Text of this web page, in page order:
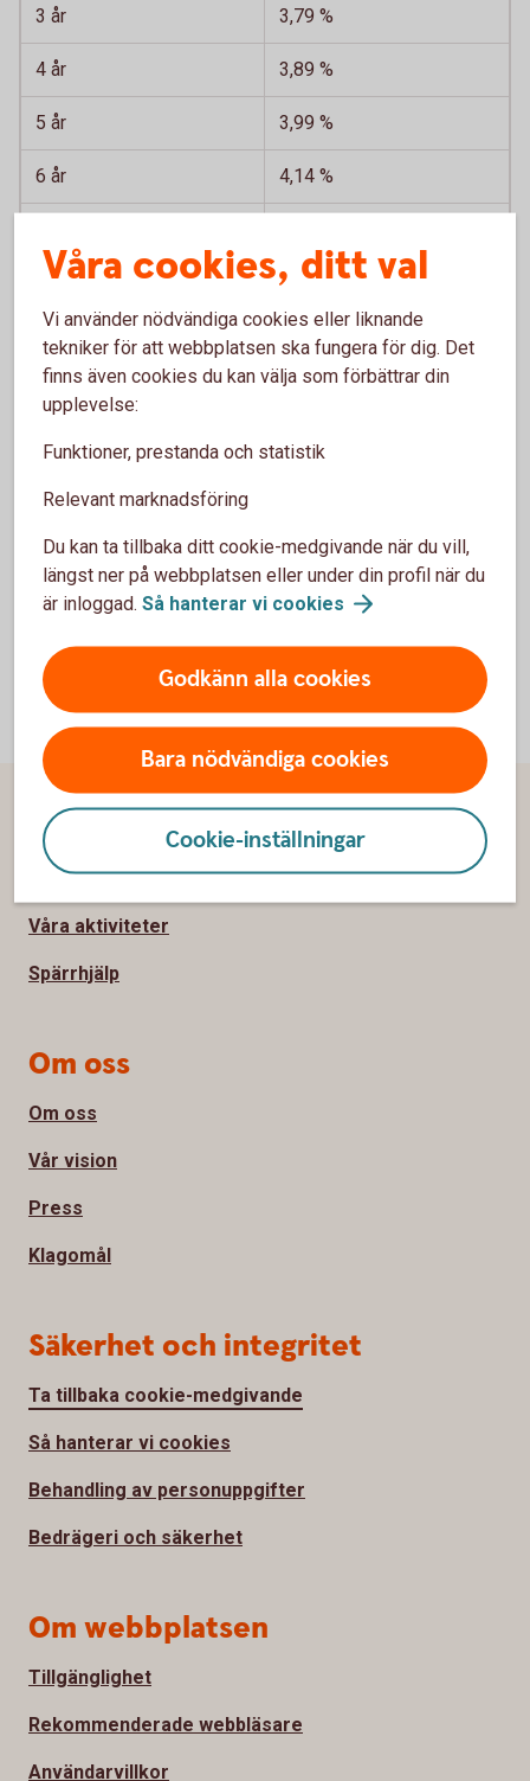
3 år 3,79 %
4 år 3,89 %
5 år 3,99 %
6 år 4,14 %
8 år 4,14 %
9 år 4,14 %
10 år 4,19 %
Banklån*
Historiska Räntor Jordbrukskredit 1999-2011 (xlsx)
Våra cookies, ditt val
Vi använder nödvändiga cookies eller liknande
tekniker för att webbplatsen ska fungera för dig. Det
finns även cookies du kan välja som förbättrar din
upplevelse:
Funktioner, prestanda och statistik
Relevant marknadsföring
Du kan ta tillbaka ditt cookie-medgivande när du vill,
längst ner på webbplatsen eller under din profil när du
är inloggad. Så hanterar vi cookies
Godkänn alla cookies
Bara nödvändiga cookies
Cookie-inställningar
Sidfot
Hitta snabbt
Kontakta oss
Våra aktiviteter
Spärrhjälp
Om oss
Om oss
Vår vision
Press
Klagomål
Säkerhet och integritet
Ta tillbaka cookie-medgivande
Så hanterar vi cookies
Behandling av personuppgifter
Bedrägeri och säkerhet
Om webbplatsen
Tillgänglighet
Rekommenderade webbläsare
Användarvillkor